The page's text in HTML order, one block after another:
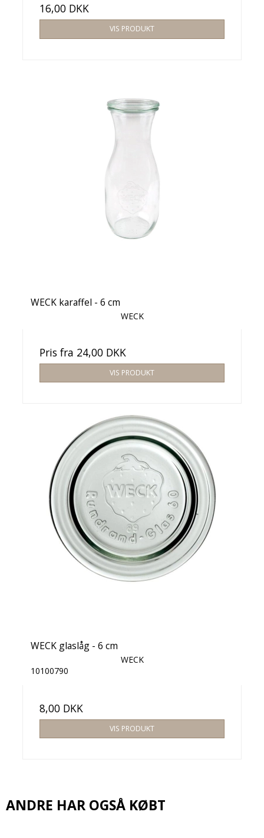
16,00 DKK
VIS PRODUKT
WECK karaffel - 6 cm
WECK
Pris fra 24,00 DKK
VIS PRODUKT
WECK glaslåg - 6 cm
WECK
10100790
8,00 DKK
VIS PRODUKT
ANDRE HAR OGSÅ KØBT